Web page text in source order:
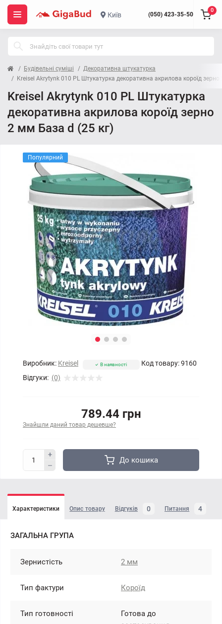
Київ (050) 423-35-50
0
Будівельні суміші
Декоративна штукатурка
Kreisel Akrytynk 010 PL Штукатурка декоративна акрилова короїд
Kreisel Akrytynk 010 PL Штукатурка
декоративна акрилова короїд зерно
2 мм База d (25 кг)
Популярний
Виробник: Kreisel Код товару: 9160
Відгуки: (0)
В наявності
789.44 грн
Знайшли даний товар дешевше?
До кошика
Характеристики Опис товару Відгуків 0 Питання 4
ЗАГАЛЬНА ГРУПА
Зернистість 2 мм
Тип фактури Короїд
Тип готовності
Готова до